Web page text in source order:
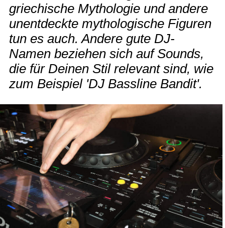
griechische Mythologie und andere
unentdeckte mythologische Figuren
tun es auch. Andere gute DJ-
Namen beziehen sich auf Sounds,
die für Deinen Stil relevant sind, wie
zum Beispiel 'DJ Bassline Bandit'.